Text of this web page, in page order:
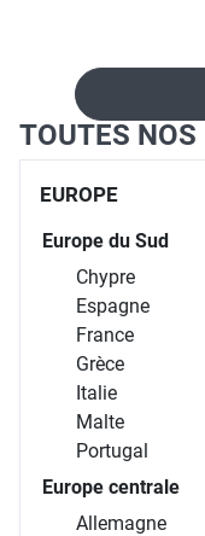
TOUTES NOS
EUROPE
Europe du Sud
Chypre
Espagne
France
Grèce
Italie
Malte
Portugal
Europe centrale
Allemagne